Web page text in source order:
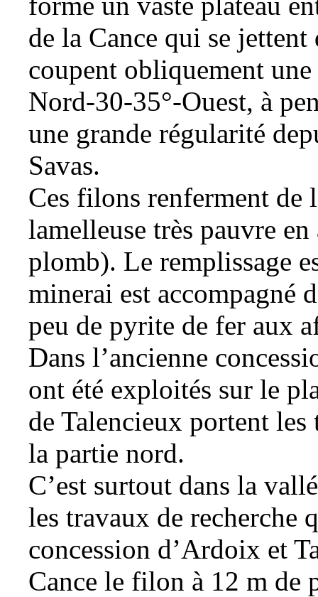
de la Cance qui se
coupent obliquement
Nord-30-35°-Ouest, à
une grande régularité
Savas.
Ces filons renferment de
lamelleuse très pauvre en
plomb). Le remplissage
minerai est accompagné
peu de pyrite de fer aux
Dans l’ancienne
ont été exploités sur le
de Talencieux portent les
la partie nord.
C’est surtout dans la
les travaux de recherche
concession d’Ardoix et
Cance le filon à 12 m de